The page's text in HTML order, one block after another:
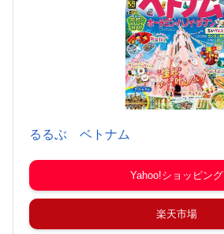
るるぶ ベトナム
Yahoo!ショッピング
楽天市場